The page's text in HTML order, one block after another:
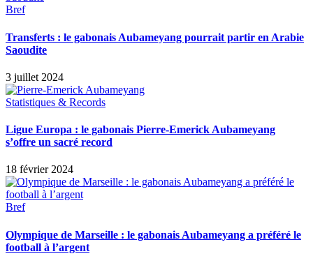
Bref
Transferts : le gabonais Aubameyang pourrait partir en Arabie
Saoudite
3 juillet 2024
Statistiques & Records
Ligue Europa : le gabonais Pierre-Emerick Aubameyang
s’offre un sacré record
18 février 2024
Bref
Olympique de Marseille : le gabonais Aubameyang a préféré le
football à l’argent